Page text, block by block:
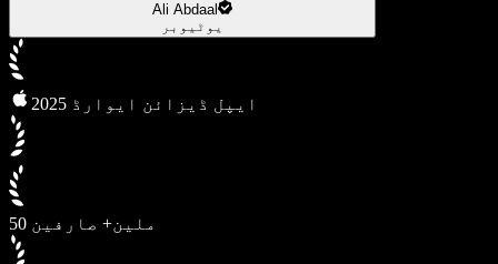
Ali Abdaal
یوٹیوبر
2025 ایپل ڈیزائن ایوارڈ
50 ملین+ صارفین